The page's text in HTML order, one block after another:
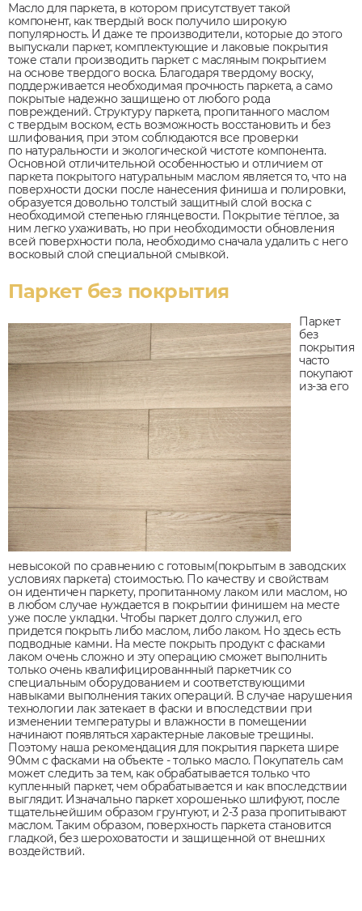
Масло для паркета, в котором присутствует такой
компонент, как твердый воск получило широкую
популярность. И даже те производители, которые до этого
выпускали паркет, комплектующие и лаковые покрытия
тоже стали производить паркет с масляным покрытием
на основе твердого воска. Благодаря твердому воску,
поддерживается необходимая прочность паркета, а само
покрытые надежно защищено от любого рода
повреждений. Структуру паркета, пропитанного маслом
с твердым воском, есть возможность восстановить и без
шлифования, при этом соблюдаются все проверки
по натуральности и экологической чистоте компонента.
Основной отличительной особенностью и отличием от
паркета покрытого натуральным маслом является то, что на
поверхности доски после нанесения финиша и полировки,
образуется довольно толстый защитный слой воска с
необходимой степенью глянцевости. Покрытие тёплое, за
ним легко ухаживать, но при необходимости обновления
всей поверхности пола, необходимо сначала удалить с него
восковый слой специальной смывкой.
Паркет без покрытия
Паркет
без
покрытия
часто
покупают
из-за его
невысокой по сравнению с готовым(покрытым в заводских
условиях паркета) стоимостью. По качеству и свойствам
он идентичен паркету, пропитанному лаком или маслом, но
в любом случае нуждается в покрытии финишем на месте
уже после укладки. Чтобы паркет долго служил, его
придется покрыть либо маслом, либо лаком. Но здесь есть
подводные камни. На месте покрыть продукт с фасками
лаком очень сложно и эту операцию сможет выполнить
только очень квалифицированнный паркетчик со
специальным оборудованием и соответствующими
навыками выполнения таких операций. В случае нарушения
технологии лак затекает в фаски и впоследствии при
изменении температуры и влажности в помещении
начинают появляться характерные лаковые трещины.
Поэтому наша рекомендация для покрытия паркета шире
90мм с фасками на объекте - только масло. Покупатель сам
может следить за тем, как обрабатывается только что
купленный паркет, чем обрабатывается и как впоследствии
выглядит. Изначально паркет хорошенько шлифуют, после
тщательнейшим образом грунтуют, и 2-3 раза пропитывают
маслом. Таким образом, поверхность паркета становится
гладкой, без шероховатости и защищенной от внешних
воздействий.